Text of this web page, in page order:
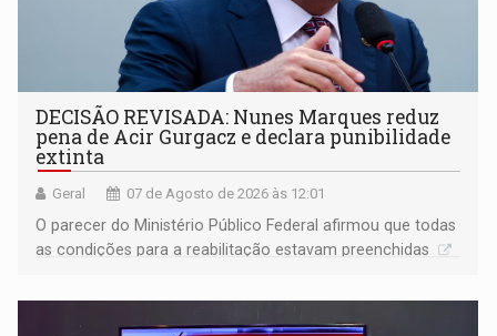
DECISÃO REVISADA: Nunes Marques reduz
pena de Acir Gurgacz e declara punibilidade
extinta
Geral 07 de Agosto de 2026 às 12:01
O parecer do Ministério Público Federal afirmou que todas
as condições para a reabilitação estavam preenchidas